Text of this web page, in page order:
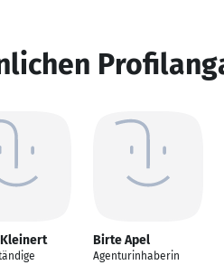
Birte Apel
Agenturinhaberin